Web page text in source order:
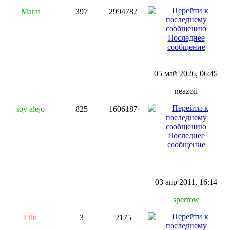
Marat 397 2994782
Последнее
сообщение
soy alejo 825 1606187
05 май 2026, 06:45
neazoii
Последнее
сообщение
Lilu 3 2175
03 апр 2011, 16:14
sperrow